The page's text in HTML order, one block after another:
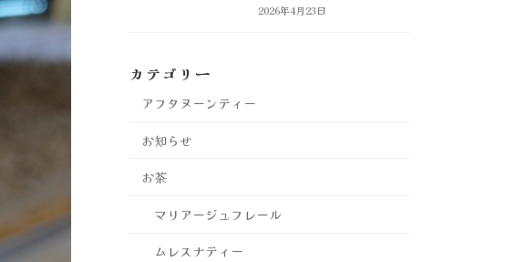
2026年4月23日
カテゴリー
アフタヌーンティー
お知らせ
お茶
マリアージュフレール
ムレスナティー